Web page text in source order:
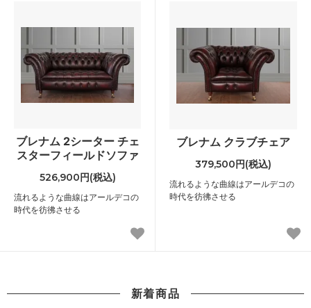
ブレナム 2シーター チェ
スターフィールドソファ
526,900円(税込)
流れるような曲線はアールデコの
時代を彷彿させる
ブレナム クラブチェア
379,500円(税込)
流れるような曲線はアールデコの
時代を彷彿させる
新着商品